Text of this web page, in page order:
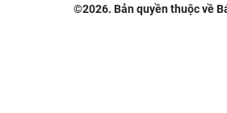
©2026. Bản quyền thuộc về